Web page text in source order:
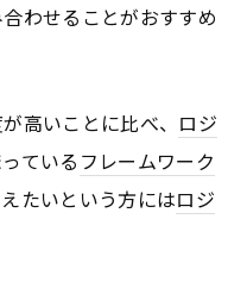
わせることがおすすめ
高いことに比べ、 ロジ
ている フレームワーク
たいという方にはロジ